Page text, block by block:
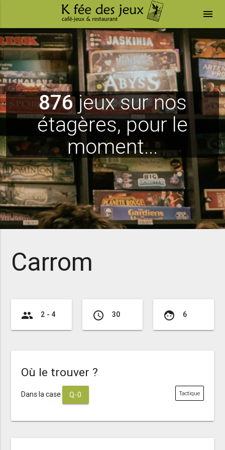
menu
876jeux sur nos
étagères, pour le
moment...
Carrom
group 2 - 4 access_time 30 face 6
Où le trouver ?
Dans la case Q-0 Tactique